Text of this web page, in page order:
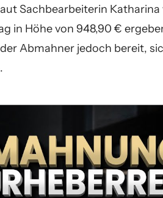
Sachbearbeiterin
in Höhe von 948,90 €
der Abmahner jedoch bereit,